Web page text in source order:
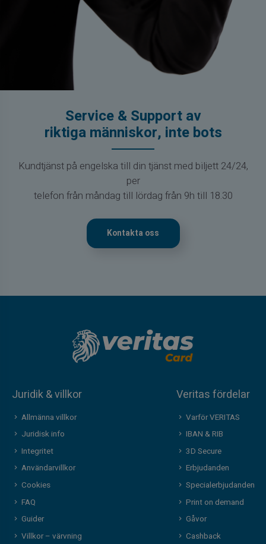
Service & Support av
riktiga människor, inte bots
Kundtjänst på engelska till din tjänst med biljett 24/24,
per
telefon från måndag till lördag från 9h till 18.30
Kontakta oss
Juridik & villkor
Allmänna villkor
Juridisk info
Integritet
Användarvillkor
Cookies
FAQ
Guider
Villkor – värvning
Veritas fördelar
Varför VERITAS
IBAN & RIB
3D Secure
Erbjudanden
Specialerbjudanden
Print on demand
Gåvor
Cashback